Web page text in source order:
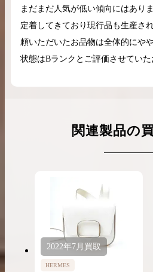
まだまだ人気が低い傾向にはあり
定着してきており現行品も生産さ
頼いただいたお品物は全体的にや
状態はBランクとご評価させていた
関連製品の
2022年7月 買取
HERMES